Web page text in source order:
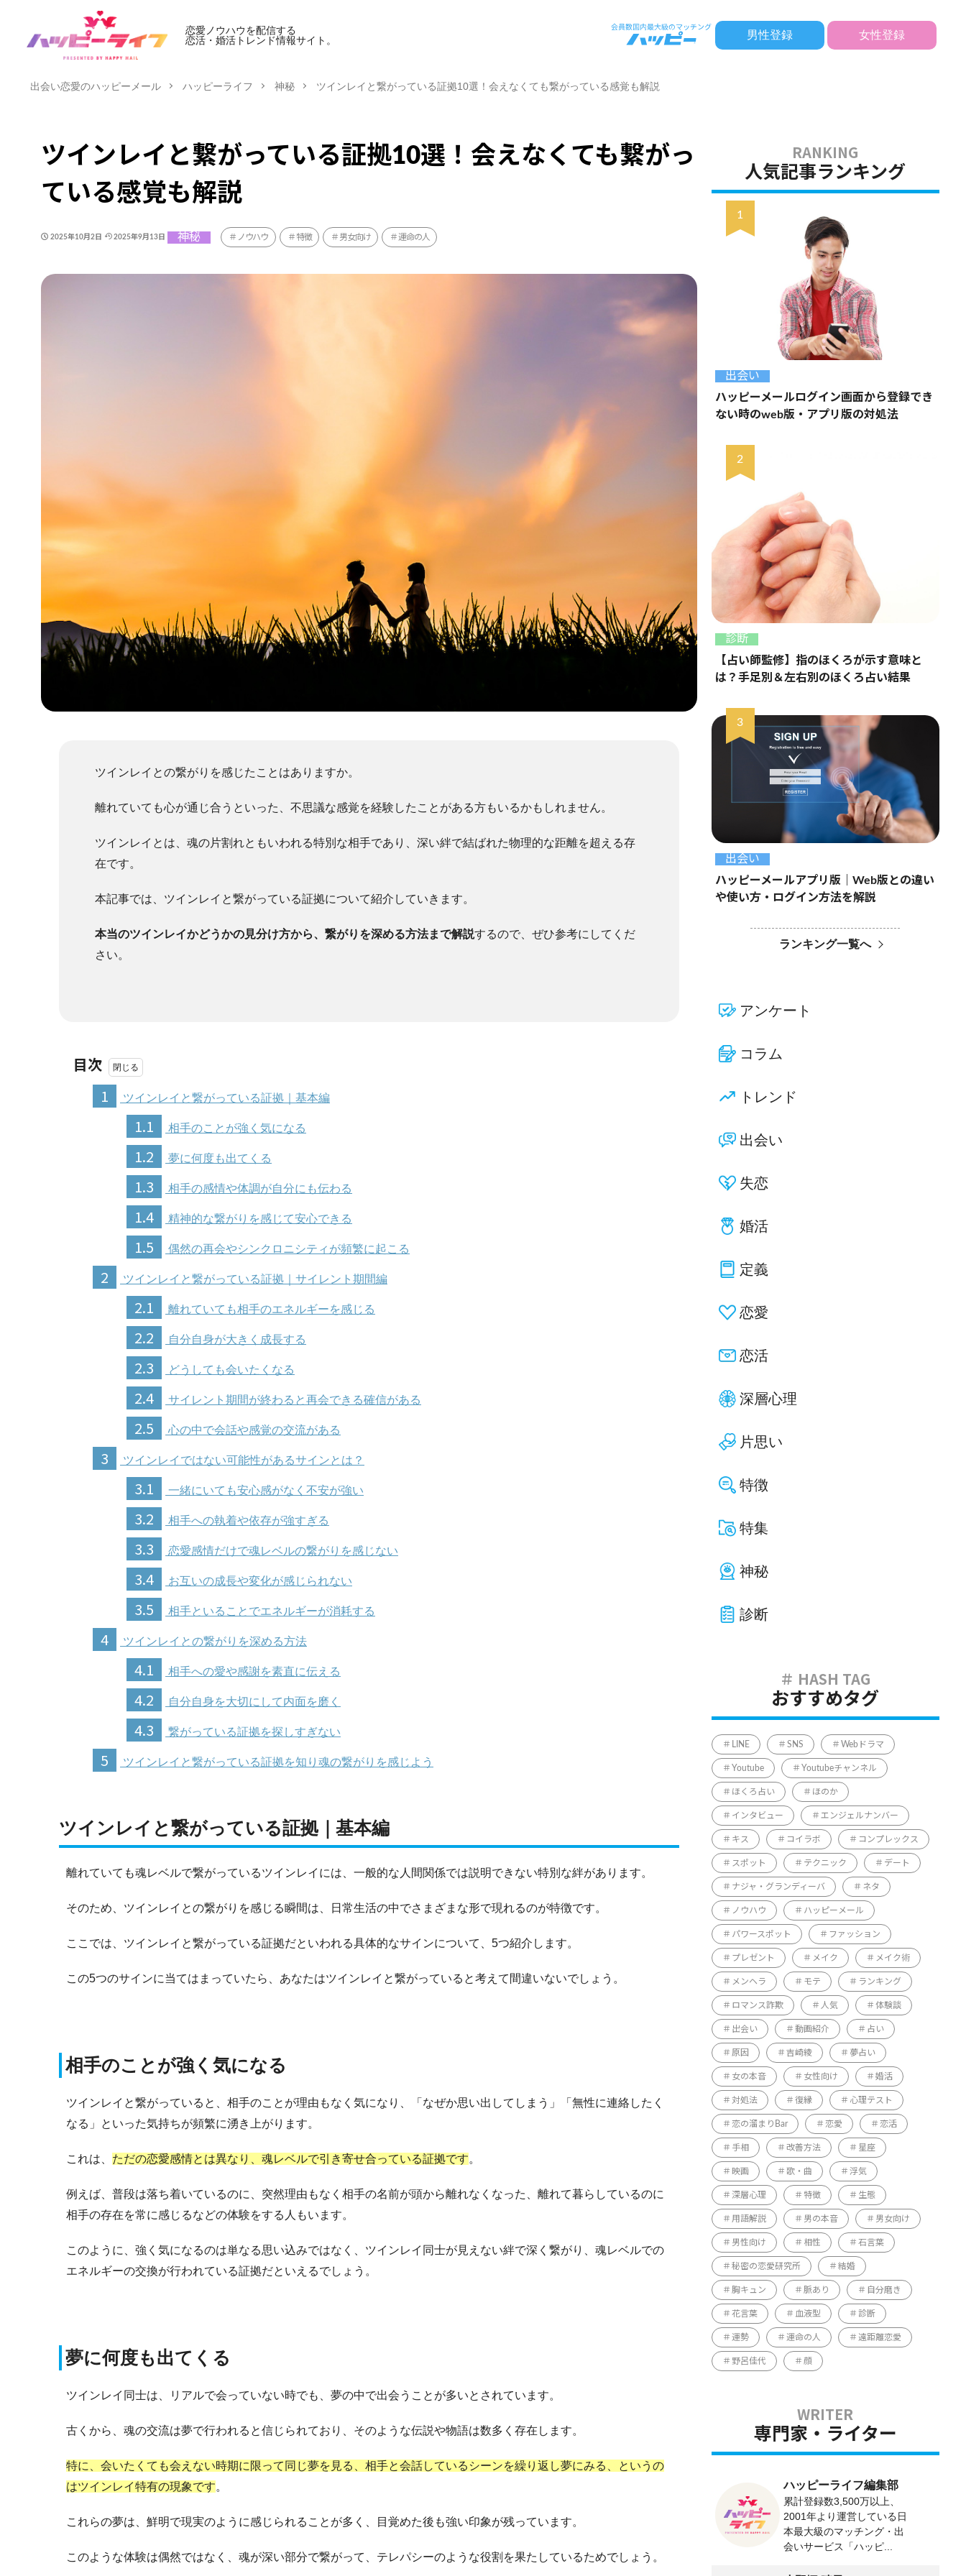
恋愛ノウハウを配信する
恋活・婚活トレンド情報サイト。
男性登録 女性登録
出会い恋愛のハッピーメール ハッピーライフ 神秘 ツインレイと繋がっている証拠10選！会えなくても繋がっている感覚も解説
ツインレイと繋がっている証拠10選！会えなくても繋がっ
ている感覚も解説
2025年10月2日 2025年9月13日 神秘 ノウハウ 特徴 男女向け 運命の人
ツインレイとの繋がりを感じたことはありますか。
離れていても心が通じ合うといった、不思議な感覚を経験したことがある方もいるかもしれません。
ツインレイとは、魂の片割れともいわれる特別な相手であり、深い絆で結ばれた物理的な距離を超える存
在です。
本記事では、ツインレイと繋がっている証拠について紹介していきます。
本当のツインレイかどうかの見分け方から、繋がりを深める方法まで解説するので、ぜひ参考にしてくだ
さい。
目次
1
ツインレイと繋がっている証拠｜基本編
1.1 相手のことが強く気になる
1.2 夢に何度も出てくる
1.3 相手の感情や体調が自分にも伝わる
1.4 精神的な繋がりを感じて安心できる
1.5 偶然の再会やシンクロニシティが頻繁に起こる
2 ツインレイと繋がっている証拠｜サイレント期間編
2.1 離れていても相手のエネルギーを感じる
2.2 自分自身が大きく成長する
2.3 どうしても会いたくなる
2.4 サイレント期間が終わると再会できる確信がある
2.5 心の中で会話や感覚の交流がある
3 ツインレイではない可能性があるサインとは？
3.1 一緒にいても安心感がなく不安が強い
3.2 相手への執着や依存が強すぎる
3.3 恋愛感情だけで魂レベルの繋がりを感じない
3.4 お互いの成長や変化が感じられない
3.5 相手といることでエネルギーが消耗する
4 ツインレイとの繋がりを深める方法
4.1 相手への愛や感謝を素直に伝える
4.2 自分自身を大切にして内面を磨く
4.3 繋がっている証拠を探しすぎない
5 ツインレイと繋がっている証拠を知り魂の繋がりを感じよう
ツインレイと繋がっている証拠｜基本編
離れていても魂レベルで繋がっているツインレイには、一般的な人間関係では説明できない特別な絆があります。
そのため、ツインレイとの繋がりを感じる瞬間は、日常生活の中でさまざまな形で現れるのが特徴です。
ここでは、ツインレイと繋がっている証拠だといわれる具体的なサインについて、5つ紹介します。
この5つのサインに当てはまっていたら、あなたはツインレイと繋がっていると考えて間違いないでしょう。
相手のことが強く気になる
ツインレイと繋がっていると、相手のことが理由もなく気になり、「なぜか思い出してしまう」「無性に連絡したく
なる」といった気持ちが頻繁に湧き上がります。
これは、 ただの恋愛感情とは異なり、魂レベルで引き寄せ合っている証拠です。
例えば、普段は落ち着いているのに、突然理由もなく相手の名前が頭から離れなくなった、離れて暮らしているのに
相手の存在を常に感じるなどの体験をする人もいます。
このように、強く気になるのは単なる思い込みではなく、ツインレイ同士が見えない絆で深く繋がり、魂レベルでの
エネルギーの交換が行われている証拠だといえるでしょう。
夢に何度も出てくる
ツインレイ同士は、リアルで会っていない時でも、夢の中で出会うことが多いとされています。
古くから、魂の交流は夢で行われると信じられており、そのような伝説や物語は数多く存在します。
特に、会いたくても会えない時期に限って同じ夢を見る、相手と会話しているシーンを繰り返し夢にみる、というの
はツインレイ特有の現象です。
これらの夢は、鮮明で現実のように感じられることが多く、目覚めた後も強い印象が残っています。
このような体験は偶然ではなく、魂が深い部分で繋がって、テレパシーのような役割を果たしているためでしょう。
人気記事ランキング
出会い
ハッピーメールログイン画面から登録でき
ない時のweb版・アプリ版の対処法
診断
【占い師監修】指のほくろが示す意味と
は？手足別＆左右別のほくろ占い結果
出会い
ハッピーメールアプリ版｜Web版との違い
や使い方・ログイン方法を解説
ランキング一覧へ
アンケート
コラム
トレンド
出会い
失恋
婚活
定義
恋愛
恋活
深層心理
片思い
特徴
特集
神秘
診断
おすすめタグ
LINE SNS Webドラマ
Youtube Youtubeチャンネル
ほくろ占い ほのか
インタビュー エンジェルナンバー
キス コイラボ コンプレックス
スポット テクニック デート
ナジャ・グランディーバ ネタ
ノウハウ ハッピーメール
パワースポット ファッション
プレゼント メイク メイク術
メンヘラ モテ ランキング
ロマンス詐欺 人気 体験談
出会い 動画紹介 占い
原因 吉崎綾 夢占い
女の本音 女性向け 婚活
対処法 復縁 心理テスト
恋の溜まりBar 恋愛 恋活
手相 改善方法 星座
映画 歌・曲 浮気
深層心理 特徴 生態
用語解説 男の本音 男女向け
男性向け 相性 石言葉
秘密の恋愛研究所 結婚
胸キュン 脈あり 自分磨き
花言葉 血液型 診断
運勢 運命の人 遠距離恋愛
野呂佳代 顔
専門家・ライター
ハッピーライフ編集部
累計登録数3,500万以上、
2001年より運営している日
本最大級のマッチング・出
会いサービス「ハッピ...